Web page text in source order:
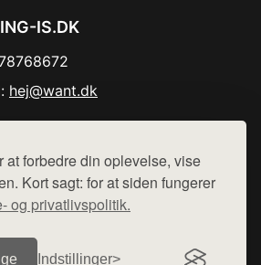
forbedre din oplevelse, vise
Kort sagt: for at siden fungerer
og privatlivspolitik.
Indstillinger
IS.DK
hej@want.dk
side - vi henviser til de shops,